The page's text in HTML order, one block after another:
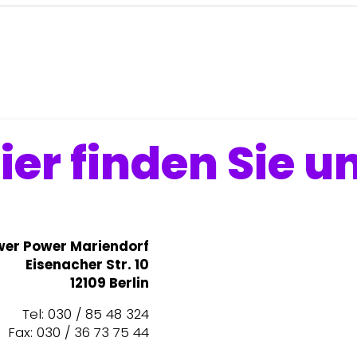
finden Sie
Power Mariendorf
Eisenacher Str. 10
12109 Berlin
Tel: 030 / 85 48 324
Fax: 030 / 36 73 75 44